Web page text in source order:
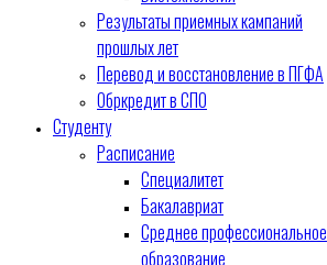
Результаты приемных кампаний
прошлых лет
Перевод и восстановление в ПГФА
Обркредит в СПО
Студенту
Расписание
Специалитет
Бакалавриат
Среднее профессиональное
образование